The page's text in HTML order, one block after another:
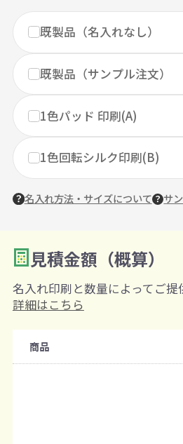
既製品（名入れなし）
既製品（サンプル注文）
1色パッド 印刷(A)
1色回転シルク印刷(B)
名入れ方法・サイズについて サ
2 数量を入力
購入条件
既製品：60個から
名入れあり：100個から
※既
見積金額（概算）
名入れ印刷と数量によってご提
詳細はこちら
商品